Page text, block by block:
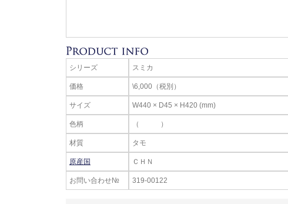
シリーズ スミカ
価格 \6,000（税別）
サイズ W440 × D45 × H420 (mm)
色柄 （ ）
材質 タモ
原産国 ＣＨＮ
お問い合わせ№ 319-00122